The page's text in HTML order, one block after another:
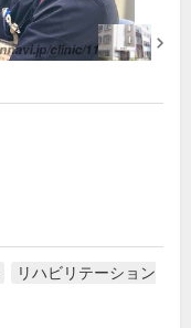
リハビリテーション